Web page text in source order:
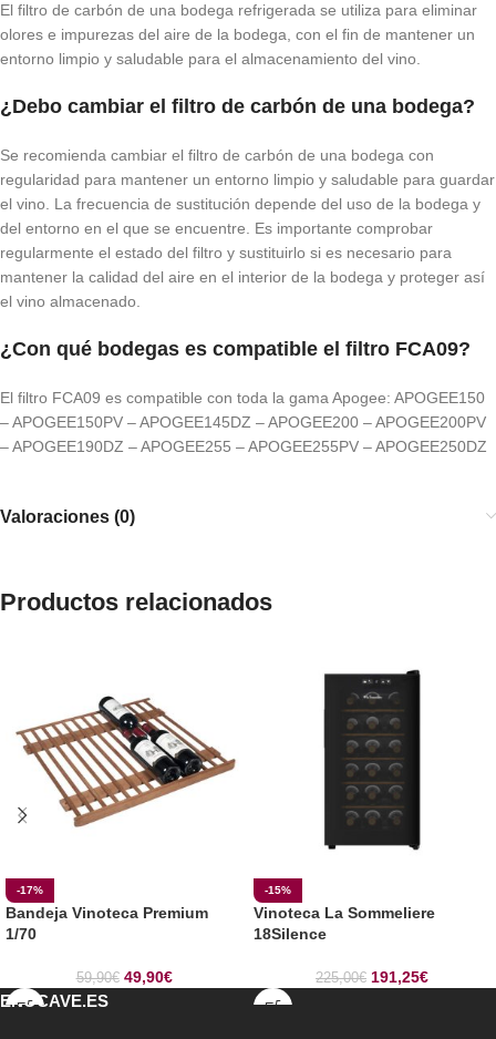
El filtro de carbón de una bodega refrigerada se utiliza para eliminar
olores e impurezas del aire de la bodega, con el fin de mantener un
entorno limpio y saludable para el almacenamiento del vino.
¿Debo cambiar el filtro de carbón de una bodega?
Se recomienda cambiar el filtro de carbón de una bodega con
regularidad para mantener un entorno limpio y saludable para guardar
el vino. La frecuencia de sustitución depende del uso de la bodega y
del entorno en el que se encuentre. Es importante comprobar
regularmente el estado del filtro y sustituirlo si es necesario para
mantener la calidad del aire en el interior de la bodega y proteger así
el vino almacenado.
¿Con qué bodegas es compatible el filtro FCA09?
El filtro FCA09 es compatible con toda la gama Apogee: APOGEE150
– APOGEE150PV – APOGEE145DZ – APOGEE200 – APOGEE200PV
– APOGEE190DZ – APOGEE255 – APOGEE255PV – APOGEE250DZ
Valoraciones (0)
Productos relacionados
-17%
Bandeja Vinoteca Premium
1/70
59,90€ 49,90€
-15%
Vinoteca La Sommeliere
18Silence
225,00€ 191,25€
ENOCAVE.ES